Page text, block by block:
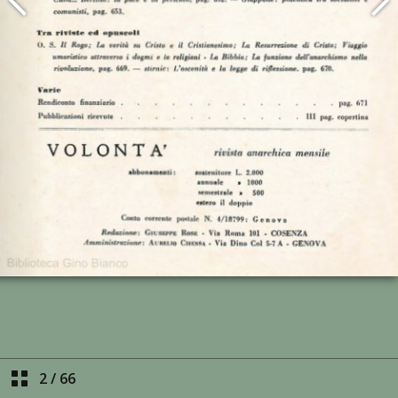
2/ 66